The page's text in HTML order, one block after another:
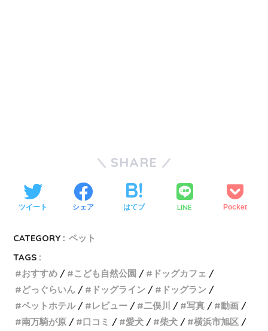
SHARE
ツイート シェア はてブ LINE Pocket
CATEGORY : ペット
TAGS :
おすすめ
こども自然公園
ドッグカフェ
どっぐらいん
ドッグライン
ドッグラン
ペットホテル
レビュー 二俣川 写真
動画
南万騎が原
口コミ 愛犬 柴犬
横浜市旭区